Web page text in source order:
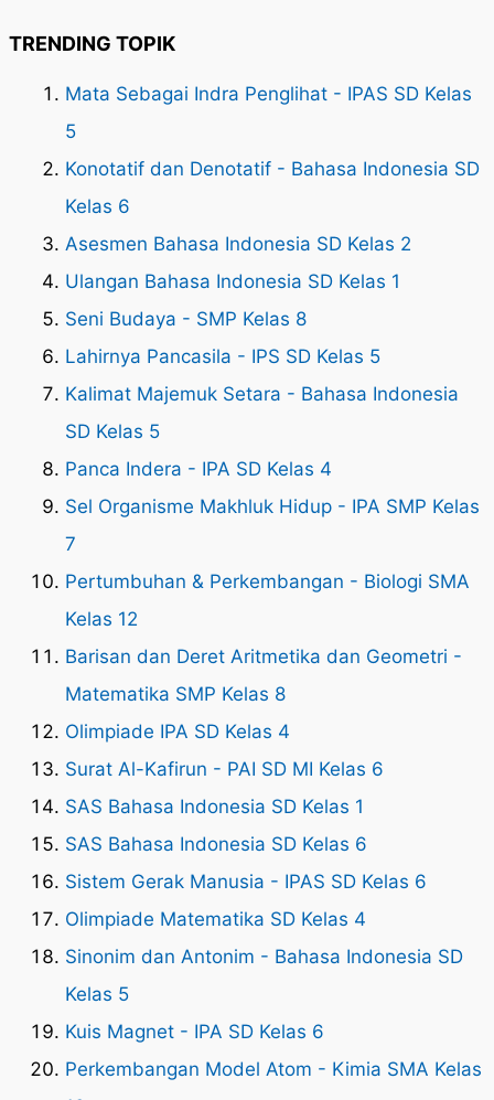
TRENDING TOPIK
Mata Sebagai Indra Penglihat - IPAS SD Kelas
5
Konotatif dan Denotatif - Bahasa Indonesia SD
Kelas 6
Asesmen Bahasa Indonesia SD Kelas 2
Ulangan Bahasa Indonesia SD Kelas 1
Seni Budaya - SMP Kelas 8
Lahirnya Pancasila - IPS SD Kelas 5
Kalimat Majemuk Setara - Bahasa Indonesia
SD Kelas 5
Panca Indera - IPA SD Kelas 4
Sel Organisme Makhluk Hidup - IPA SMP Kelas
7
Pertumbuhan & Perkembangan - Biologi SMA
Kelas 12
Barisan dan Deret Aritmetika dan Geometri -
Matematika SMP Kelas 8
Olimpiade IPA SD Kelas 4
Surat Al-Kafirun - PAI SD MI Kelas 6
SAS Bahasa Indonesia SD Kelas 1
SAS Bahasa Indonesia SD Kelas 6
Sistem Gerak Manusia - IPAS SD Kelas 6
Olimpiade Matematika SD Kelas 4
Sinonim dan Antonim - Bahasa Indonesia SD
Kelas 5
Kuis Magnet - IPA SD Kelas 6
Perkembangan Model Atom - Kimia SMA Kelas